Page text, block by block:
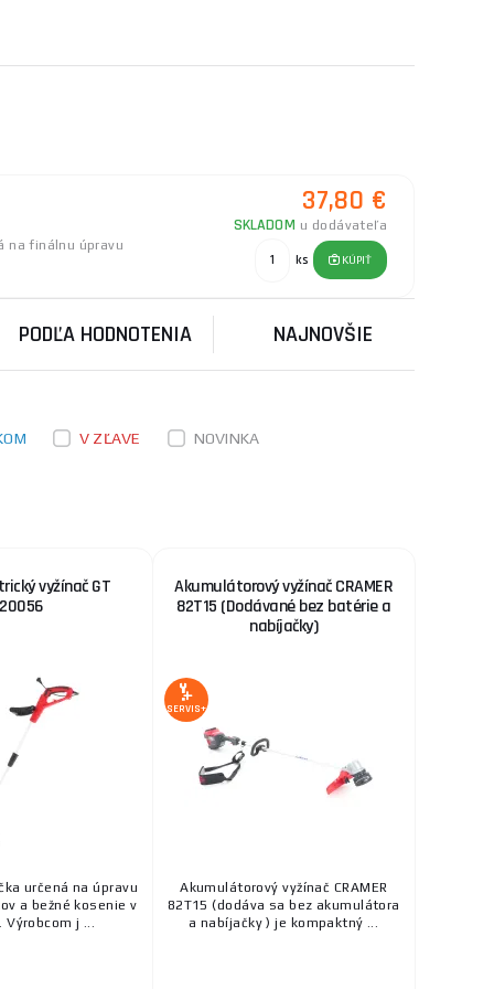
Tieto modely obvykle používajú
môžu byť vybavené elektrickým
vrátane výrubu menších drevín a zarastených
medzi strunovými kosačkami.
činnosti budú jej primárnym účelom. Okrem
práce. Starostlivé zváženie týchto
ponúkajú spoľahlivú výdrž a jednoduchú
pravidelnú údržbu.
úloh. Orientačnými bodmi pre výkon
otáčkami sú vhodné pre štandardné záhrady,
na finálnu úpravu
37,80 €
SKLADOM u dodávateľa
ks KÚPIŤ
PODĽA HODNOTENIA NAJNOVŠIE
V ZĽAVE NOVINKA
vyžínač GT
20056
určená na úpravu
a bežné kosenie v
Výrobcom j ...
Akumulátorový vyžínač CRAMER
82T15 (Dodávané bez batérie a
nabíjačky)
SERVIS+
Akumulátorový vyžínač CRAMER
82T15 (dodáva sa bez akumulátora
a nabíjačky ) je kompaktný ...